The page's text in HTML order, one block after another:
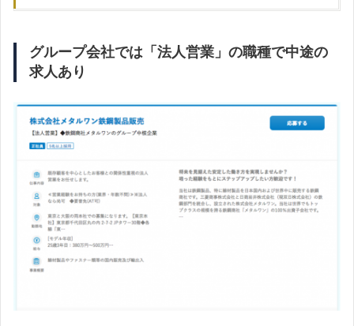
グループ会社では「法人営業」の職種で中途の
求人あり